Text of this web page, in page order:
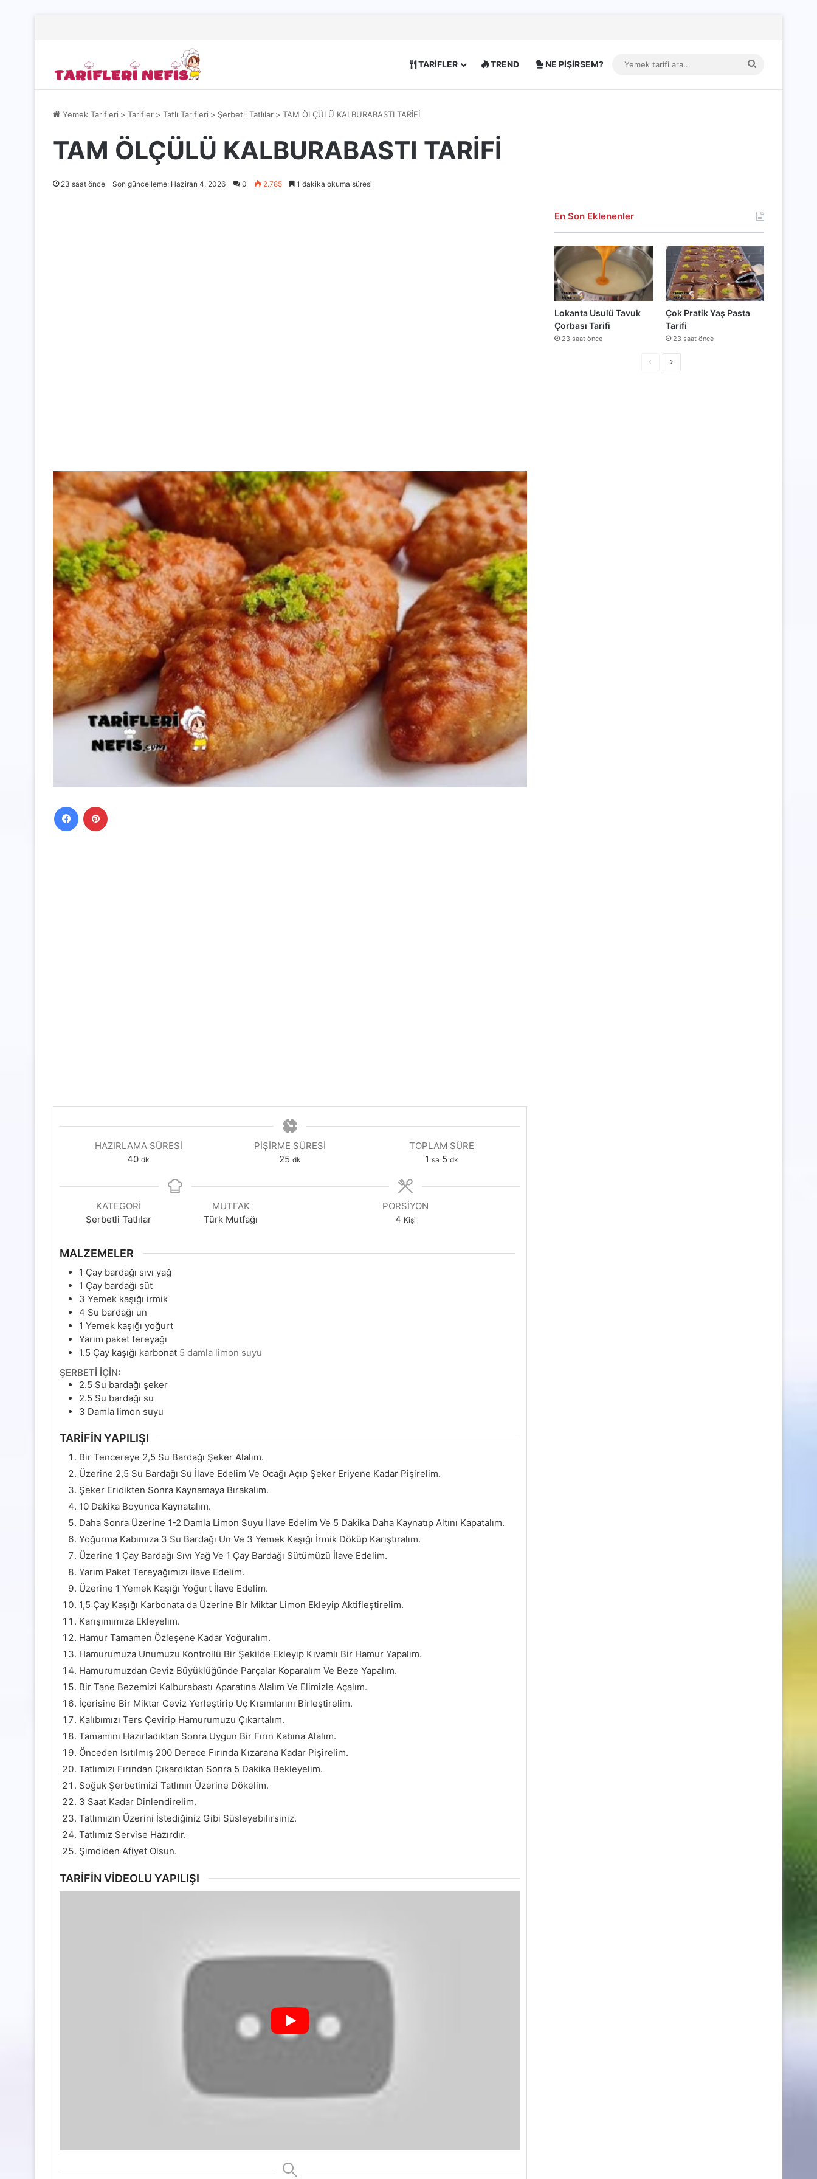
TARİFLER TREND NE PİŞİRSEM?
Yemek Tarifleri > Tarifler > Tatlı Tarifleri > Şerbetli Tatlılar > TAM ÖLÇÜLÜ KALBURABASTI TARİFİ
TAM ÖLÇÜLÜ KALBURABASTI TARİFİ
23 saat önce Son güncelleme: Haziran 4, 2026 0 2.785 1 dakika okuma süresi
Facebook
HAZIRLAMA SÜRESI
40dakika
dk
PIŞIRME SÜRESI
25dakika
dk
TOPLAM SÜRE
1 saat
sa 5dakika
dk
KATEGORI
Şerbetli Tatlılar
MUTFAK
Türk Mutfağı
PORSIYON
4 Kişi
MALZEMELER
1 Çay bardağı sıvı yağ
1 Çay bardağı süt
3 Yemek kaşığı irmik
4 Su bardağı un
1 Yemek kaşığı yoğurt
Yarım paket tereyağı
1.5 Çay kaşığı karbonat 5 damla limon suyu
ŞERBETİ İÇİN:
2.5 Su bardağı şeker
2.5 Su bardağı su
3 Damla limon suyu
TARİFİN YAPILIŞI
Bir Tencereye 2,5 Su Bardağı Şeker Alalım.
Üzerine 2,5 Su Bardağı Su İlave Edelim Ve Ocağı Açıp Şeker Eriyene Kadar Pişirelim.
Şeker Eridikten Sonra Kaynamaya Bırakalım.
10 Dakika Boyunca Kaynatalım.
Daha Sonra Üzerine 1-2 Damla Limon Suyu İlave Edelim Ve 5 Dakika Daha Kaynatıp Altını Kapatalım.
Yoğurma Kabımıza 3 Su Bardağı Un Ve 3 Yemek Kaşığı İrmik Döküp Karıştıralım.
Üzerine 1 Çay Bardağı Sıvı Yağ Ve 1 Çay Bardağı Sütümüzü İlave Edelim.
Yarım Paket Tereyağımızı İlave Edelim.
Üzerine 1 Yemek Kaşığı Yoğurt İlave Edelim.
1,5 Çay Kaşığı Karbonata da Üzerine Bir Miktar Limon Ekleyip Aktifleştirelim.
Karışımımıza Ekleyelim.
Hamur Tamamen Özleşene Kadar Yoğuralım.
Hamurumuza Unumuzu Kontrollü Bir Şekilde Ekleyip Kıvamlı Bir Hamur Yapalım.
Hamurumuzdan Ceviz Büyüklüğünde Parçalar Koparalım Ve Beze Yapalım.
Bir Tane Bezemizi Kalburabastı Aparatına Alalım Ve Elimizle Açalım.
İçerisine Bir Miktar Ceviz Yerleştirip Uç Kısımlarını Birleştirelim.
Kalıbımızı Ters Çevirip Hamurumuzu Çıkartalım.
Tamamını Hazırladıktan Sonra Uygun Bir Fırın Kabına Alalım.
Önceden Isıtılmış 200 Derece Fırında Kızarana Kadar Pişirelim.
Tatlımızı Fırından Çıkardıktan Sonra 5 Dakika Bekleyelim.
Soğuk Şerbetimizi Tatlının Üzerine Dökelim.
3 Saat Kadar Dinlendirelim.
Tatlımızın Üzerini İstediğiniz Gibi Süsleyebilirsiniz.
Tatlımız Servise Hazırdır.
Şimdiden Afiyet Olsun.
TARİFİN VİDEOLU YAPILIŞI
En Son Eklenenler
Lokanta Usulü Tavuk
Çorbası Tarifi
23 saat önce
Çok Pratik Yaş Pasta
Tarifi
23 saat önce
ÖncekiSonraki